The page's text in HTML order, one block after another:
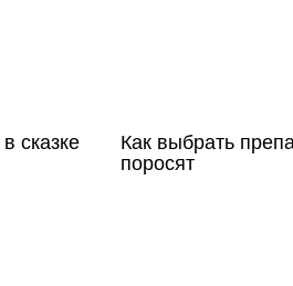
сказке Как выбрать
поросят